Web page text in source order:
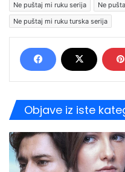
Ne puštaj mi ruku serija
Ne
Ne puštaj mi ruku turska serija
Objave iz iste